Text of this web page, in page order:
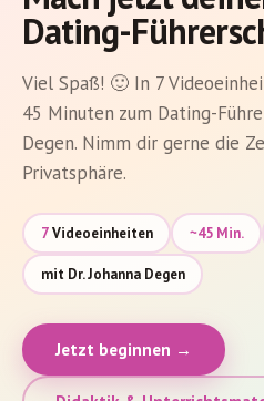
Kurse
ansehen
Login
Dating-
Viel Spaß! 🙂 In 7
45 Minuten zum Dating-
Degen. Nimm dir gerne die
Privatsphäre.
7Videoeinheiten ~45 Min.
mit Dr. Johanna Degen
Jetzt beginnen →